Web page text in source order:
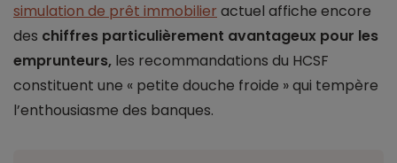
simulation de prêt immobilier actuel affiche encore
des chiffres particulièrement avantageux pour les
emprunteurs, les recommandations du HCSF
constituent une « petite douche froide » qui tempère
l’enthousiasme des banques.